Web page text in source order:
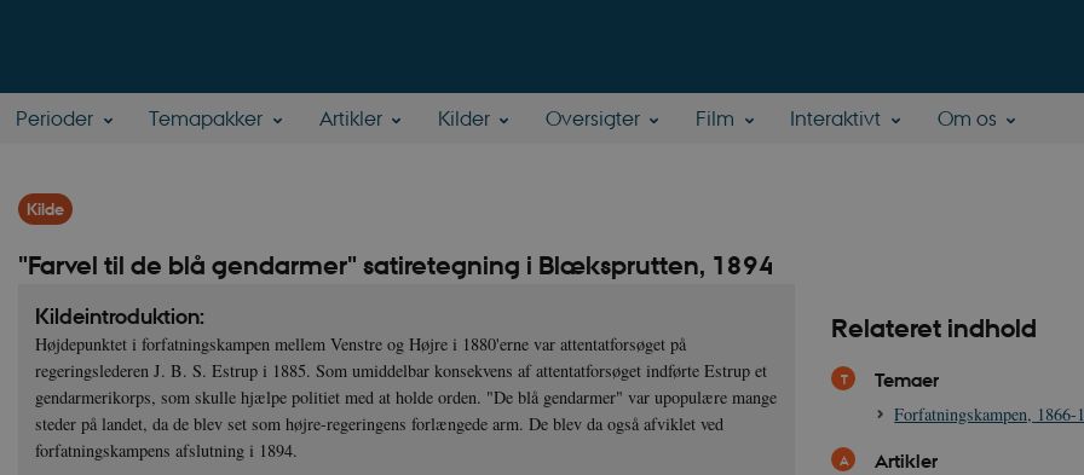
Perioder Temapakker Artikler Kilder Oversigter Film Interaktivt Om os
Kilde
"Farvel til de blå gendarmer" satiretegning i Blæksprutten, 1894
Kildeintroduktion:
Højdepunktet i forfatningskampen mellem Venstre og Højre i 1880'erne var attentatforsøget på
regeringslederen J. B. S. Estrup i 1885. Som umiddelbar konsekvens af attentatforsøget indførte Estrup et
gendarmerikorps, som skulle hjælpe politiet med at holde orden. "De blå gendarmer" var upopulære mange
steder på landet, da de blev set som højre-regeringens forlængede arm. De blev da også afviklet ved
forfatningskampens afslutning i 1894.
Relateret indhold
Temaer
Forfatningskampen, 1866-
Artikler